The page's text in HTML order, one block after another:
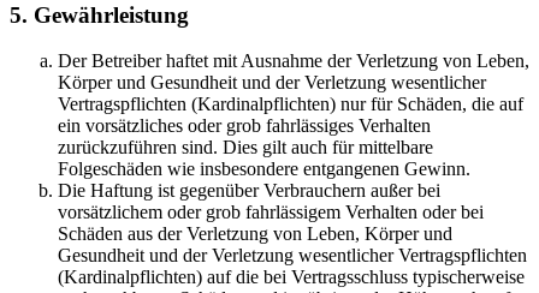
5. Gewährleistung
Der Betreiber haftet mit Ausnahme der Verletzung von Leben,
Körper und Gesundheit und der Verletzung wesentlicher
Vertragspflichten (Kardinalpflichten) nur für Schäden, die auf
ein vorsätzliches oder grob fahrlässiges Verhalten
zurückzuführen sind. Dies gilt auch für mittelbare
Folgeschäden wie insbesondere entgangenen Gewinn.
Die Haftung ist gegenüber Verbrauchern außer bei
vorsätzlichem oder grob fahrlässigem Verhalten oder bei
Schäden aus der Verletzung von Leben, Körper und
Gesundheit und der Verletzung wesentlicher Vertragspflichten
(Kardinalpflichten) auf die bei Vertragsschluss typischerweise